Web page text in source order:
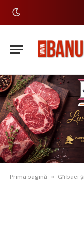
Prima pagină » Gîrbaci și Iftime vor